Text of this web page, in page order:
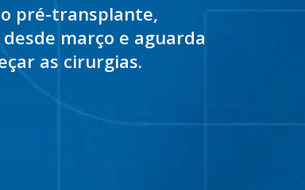
pré-transplante,
março e aguarda
as cirurgias.